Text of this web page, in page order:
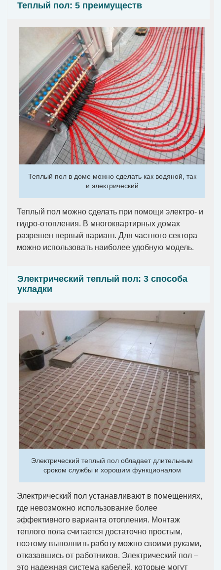
Теплый пол: 5 преимуществ
Теплый пол в доме можно сделать как водяной, так
и электрический
Теплый пол можно сделать при помощи электро- и
гидро-отопления. В многоквартирных домах
разрешен первый вариант. Для частного сектора
можно использовать наиболее удобную модель.
Электрический теплый пол: 3 способа
укладки
Электрический теплый пол обладает длительным
сроком службы и хорошим функционалом
Электрический пол устанавливают в помещениях,
где невозможно использование более
эффективного варианта отопления. Монтаж
теплого пола считается достаточно простым,
поэтому выполнить работу можно своими руками,
отказавшись от работников. Электрический пол –
это надежная система кабелей, которые могут